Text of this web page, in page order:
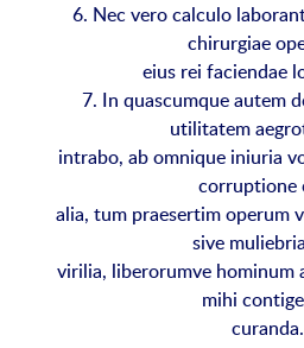
6. Nec vero calculo
chirurgiae
eius rei faciendae
7. In quascumque autem
utilitatem
intrabo, ab omnique iniuria
corruptione
alia, tum praesertim operum
sive
virilia, liberorumve hominum
mihi
curanda.